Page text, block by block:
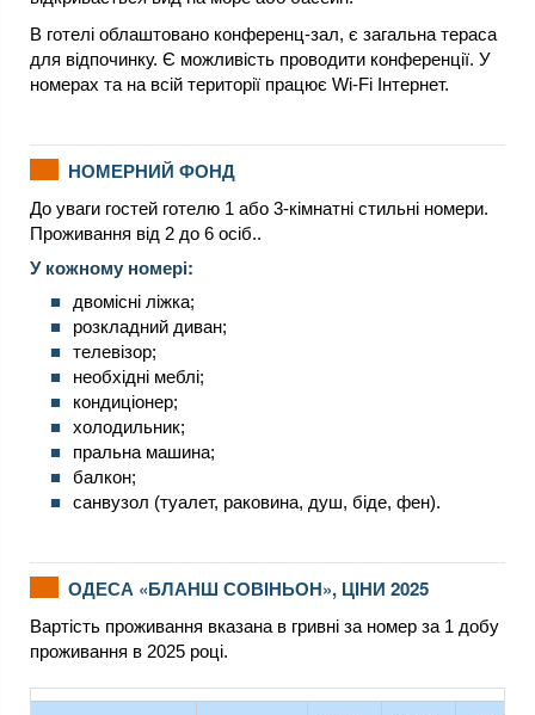
В готелі облаштовано конференц-зал, є загальна тераса
для відпочинку. Є можливість проводити конференції. У
номерах та на всій території працює Wi-Fi Інтернет.
НОМЕРНИЙ ФОНД
До уваги гостей готелю 1 або 3-кімнатні стильні номери.
Проживання від 2 до 6 осіб..
У кожному номері:
двомісні ліжка;
розкладний диван;
телевізор;
необхідні меблі;
кондиціонер;
холодильник;
пральна машина;
балкон;
санвузол (туалет, раковина, душ, біде, фен).
ОДЕСА «БЛАНШ СОВІНЬОН», ЦІНИ 2025
Вартість проживання вказана в гривні за номер за 1 добу
проживання в 2025 році.